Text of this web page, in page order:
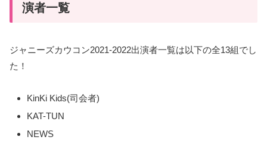
演者一覧
ジャニーズカウコン2021‐2022出演者一覧は以下の全13組でし
た！
KinKi Kids(司会者)
KAT-TUN
NEWS